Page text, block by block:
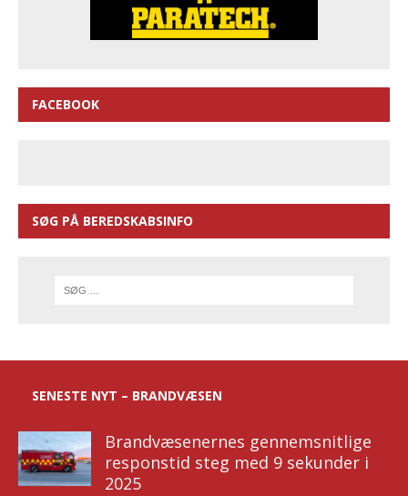
FACEBOOK
SØG PÅ BEREDSKABSINFO
SENESTE NYT – BRANDVÆSEN
Brandvæsenernes gennemsnitlige
responstid steg med 9 sekunder i
2025